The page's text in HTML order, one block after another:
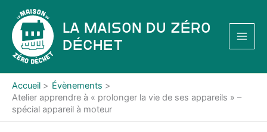
contenu
La Maison du Zéro
Déchet
Accueil
Évènements
Atelier apprendre à « prolonger la vie de ses appareils » –
spécial appareil à moteur